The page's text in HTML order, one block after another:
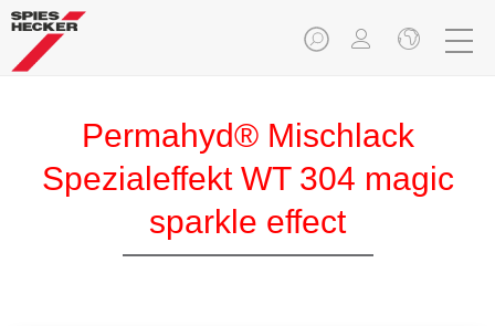
Permahyd® Mischlack
Spezialeffekt WT 304 magic
sparkle effect